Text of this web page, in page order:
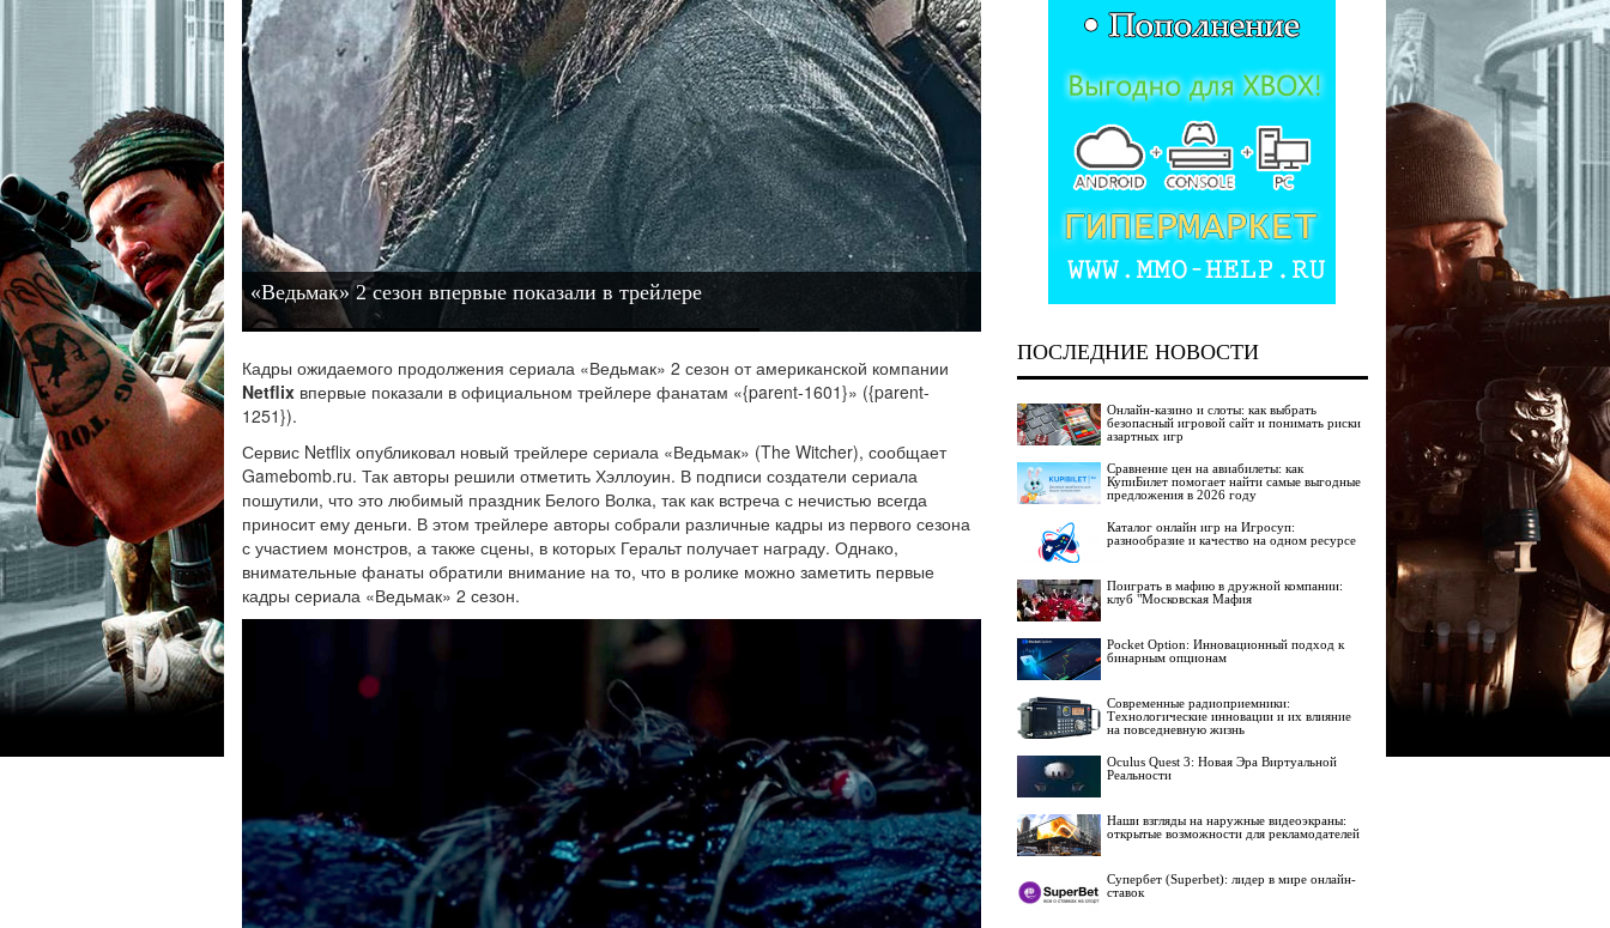
«Ведьмак» 2 сезон впервые показали в трейлере
Кадры ожидаемого продолжения сериала «Ведьмак» 2 сезон от американской компании
Netflix впервые показали в официальном трейлере фанатам «{parent-1601}» ({parent-
1251}).
Сервис Netflix опубликовал новый трейлере сериала «Ведьмак» (The Witcher), сообщает
Gamebomb.ru. Так авторы решили отметить Хэллоуин. В подписи создатели сериала
пошутили, что это любимый праздник Белого Волка, так как встреча с нечистью всегда
приносит ему деньги. В этом трейлере авторы собрали различные кадры из первого сезона
с участием монстров, а также сцены, в которых Геральт получает награду. Однако,
внимательные фанаты обратили внимание на то, что в ролике можно заметить первые
кадры сериала «Ведьмак» 2 сезон.
ПОСЛЕДНИЕ НОВОСТИ
Онлайн-казино и слоты: как выбрать
безопасный игровой сайт и понимать риски
азартных игр
Сравнение цен на авиабилеты: как
КупиБилет помогает найти самые выгодные
предложения в 2026 году
Каталог онлайн игр на Игросуп:
разнообразие и качество на одном ресурсе
Поиграть в мафию в дружной компании:
клуб "Московская Мафия
Pocket Option: Инновационный подход к
бинарным опционам
Современные радиоприемники:
Технологические инновации и их влияние
на повседневную жизнь
Oculus Quest 3: Новая Эра Виртуальной
Реальности
Наши взгляды на наружные видеоэкраны:
открытые возможности для рекламодателей
Супербет (Superbet): лидер в мире онлайн-
ставок